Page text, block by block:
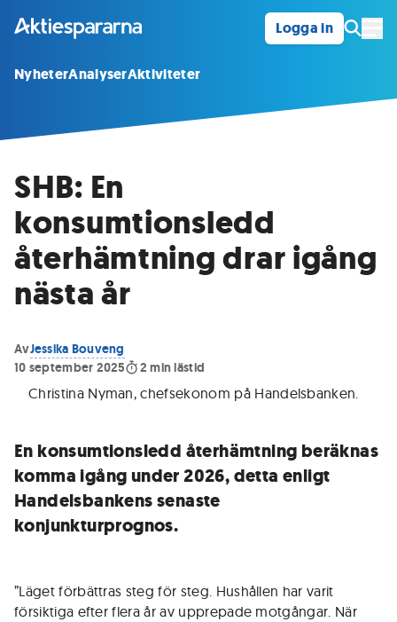
Logga in
NyheterAnalyserAktiviteter
SHB: En
konsumtionsledd
återhämtning drar igång
nästa år
AvJessika Bouveng
10 september 2025
2 min lästid
Christina Nyman, chefsekonom på Handelsbanken.
En konsumtionsledd återhämtning beräknas
komma igång under 2026, detta enligt
Handelsbankens senaste
konjunkturprognos.
”Läget förbättras steg för steg. Hushållen har varit
försiktiga efter flera år av upprepade motgångar. När